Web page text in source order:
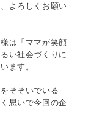
よろしくお願い
は「ママが笑顔
い社会づくりに
ます。
そそいでいる
思いで今回の企